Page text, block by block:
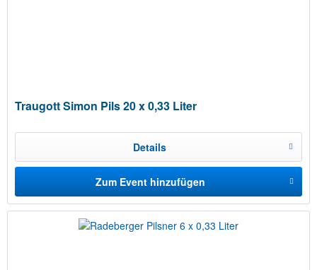
Traugott Simon Pils 20 x 0,33 Liter
Details
Zum Event hinzufügen